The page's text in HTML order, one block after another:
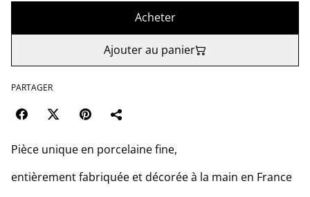
Acheter
Ajouter au panier
PARTAGER
Pièce unique en porcelaine fine,
entièrement fabriquée et décorée à la main en France